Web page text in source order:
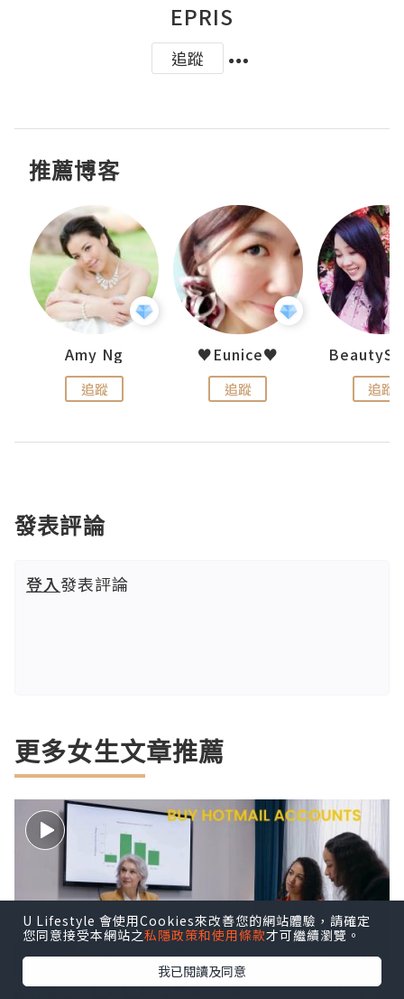
EPRIS
追蹤
推薦博客
Amy Ng
追蹤
♥Eunice♥
追蹤 追蹤
發表評論
登入發表評論
更多女生文章推薦
U Lifestyle 會使用Cookies來改善您的網站體驗，請確定
您同意接受本網站之私隱政策和使用條款才可繼續瀏覽。
我已閱讀及同意